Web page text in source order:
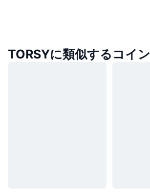
TORSYに類似するコイン